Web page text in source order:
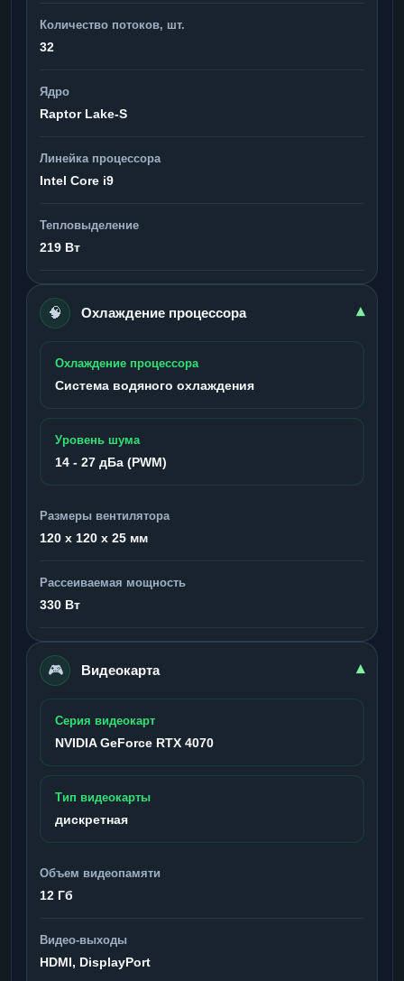
Количество потоков, шт.
32
Ядро
Raptor Lake-S
Линейка процессора
Intel Core i9
Тепловыделение
219 Вт
🧠 Охлаждение процессора ▾
Охлаждение процессора
Система водяного охлаждения
Уровень шума
14 - 27 дБа (PWM)
Размеры вентилятора
120 x 120 x 25 мм
Рассеиваемая мощность
330 Вт
🎮 Видеокарта ▾
Серия видеокарт
NVIDIA GeForce RTX 4070
Тип видеокарты
дискретная
Объем видеопамяти
12 Гб
Видео-выходы
HDMI, DisplayPort